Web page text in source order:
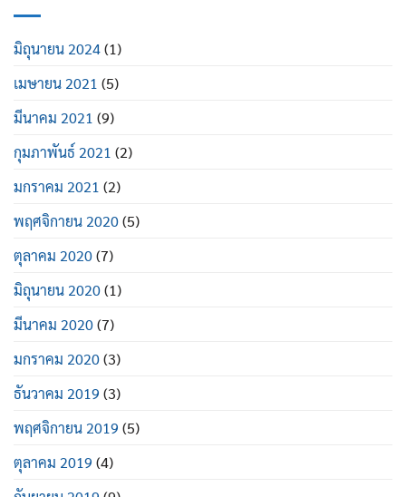
มิถุนายน 2024(1)
เมษายน 2021 (5)
มีนาคม 2021 (9)
กุมภาพันธ์ 2021 (2)
มกราคม 2021 (2)
พฤศจิกายน 2020(5)
ตุลาคม 2020(7)
มิถุนายน 2020(1)
มีนาคม 2020(7)
มกราคม 2020(3)
ธันวาคม 2019 (3)
พฤศจิกายน 2019 (5)
ตุลาคม 2019 (4)